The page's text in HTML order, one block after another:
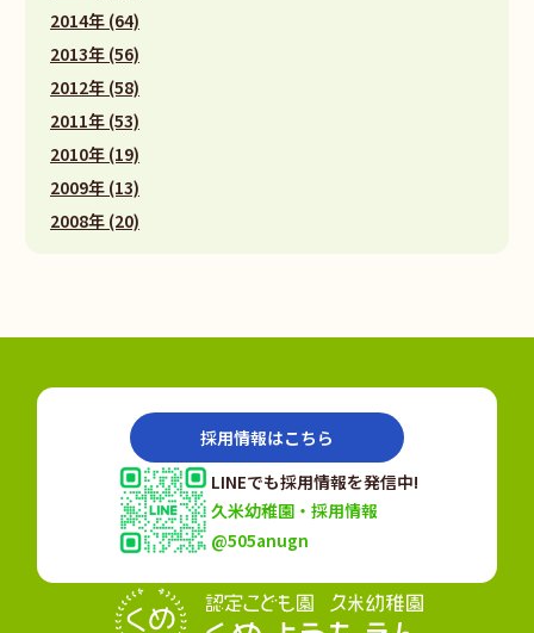
2014年 (64)
2013年 (56)
2012年 (58)
2011年 (53)
2010年 (19)
2009年 (13)
2008年 (20)
採用情報はこちら
LINEでも採用情報を発信中!
久米幼稚園・採用情報
@505anugn